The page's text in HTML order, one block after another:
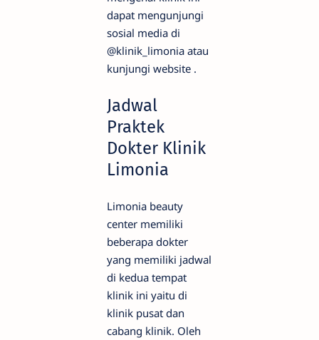
dapat mengunjungi
sosial media di
@klinik_limonia atau
kunjungi website .
Jadwal
Praktek
Dokter Klinik
Limonia
Limonia beauty
center memiliki
beberapa dokter
yang memiliki jadwal
di kedua tempat
klinik ini yaitu di
klinik pusat dan
cabang klinik. Oleh